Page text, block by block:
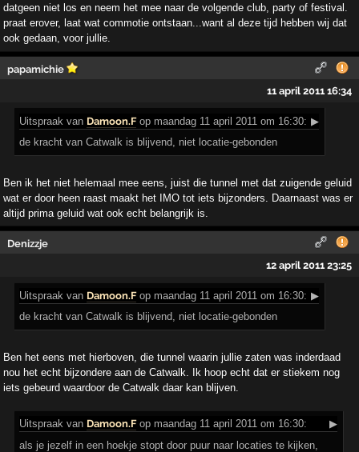
datgeen niet los en neem het mee naar de volgende club, party of festival.
praat erover, laat wat commotie ontstaan...want al deze tijd hebben wij dat
ook gedaan, voor jullie.
papamichie
11 april 2011 16:34
Uitspraak van Damoon.Fop maandag 11 april 2011 om 16:30: ▶
de kracht van Catwalk is blijvend, niet locatie-gebonden
Ben ik het niet helemaal mee eens, juist die tunnel met dat zuigende geluid
wat er door heen raast maakt het IMO tot iets bijzonders. Daarnaast was er
altijd prima geluid wat ook echt belangrijk is.
Denizzje
12 april 2011 23:25
Uitspraak van Damoon.Fop maandag 11 april 2011 om 16:30: ▶
de kracht van Catwalk is blijvend, niet locatie-gebonden
Ben het eens met hierboven, die tunnel waarin jullie zaten was inderdaad
nou het echt bijzondere aan de Catwalk. Ik hoop echt dat er stiekem nog
iets gebeurd waardoor de Catwalk daar kan blijven.
Uitspraak van Damoon.Fop maandag 11 april 2011 om 16:30:
▶
als je jezelf in een hoekje stopt door puur naar locaties te kijken,